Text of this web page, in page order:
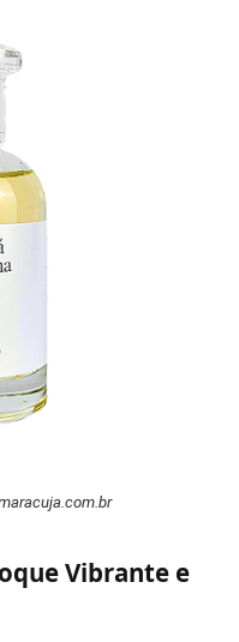
Vibrante e